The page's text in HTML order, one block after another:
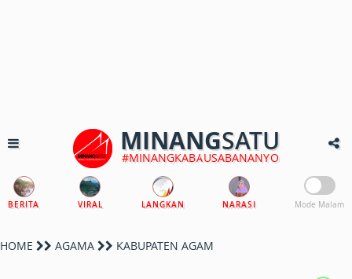
MINANGSATU
#MINANGKABAUSABANANYO
BERITA VIRAL LANGKAN NARASI Mode Malam
HOME AGAMA KABUPATEN AGAM